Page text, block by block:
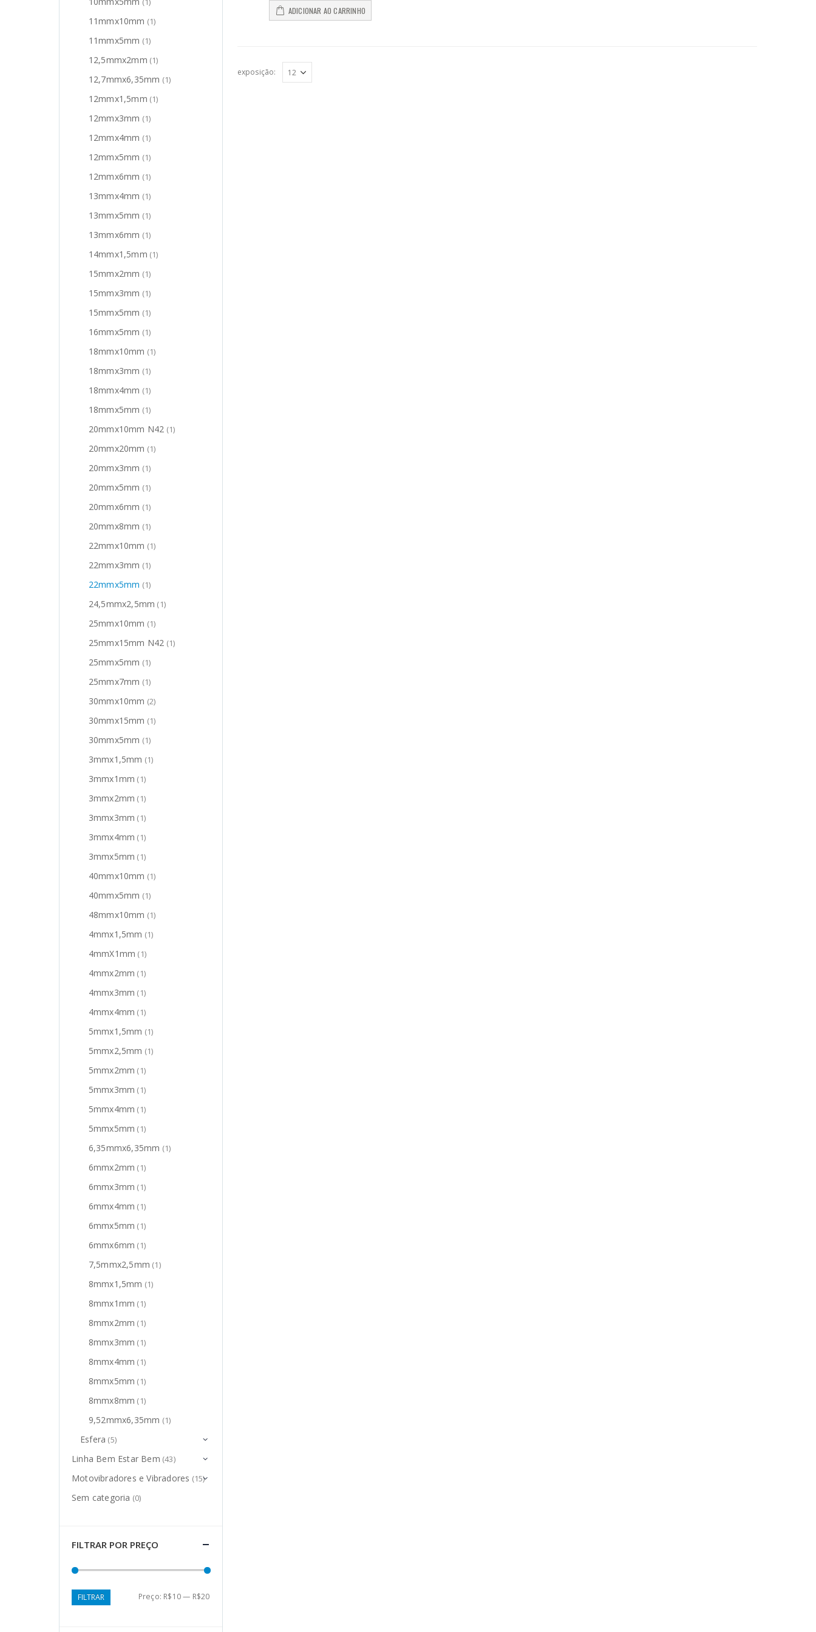
ADICIONAR AO CARRINHO
exposição:
11mmx10mm (1)
11mmx5mm (1)
12,5mmx2mm (1)
12,7mmx6,35mm (1)
12mmx1,5mm (1)
12mmx3mm (1)
12mmx4mm (1)
12mmx5mm (1)
12mmx6mm (1)
13mmx4mm (1)
13mmx5mm (1)
13mmx6mm (1)
14mmx1,5mm (1)
15mmx2mm (1)
15mmx3mm (1)
15mmx5mm (1)
16mmx5mm (1)
18mmx10mm (1)
18mmx3mm (1)
18mmx4mm (1)
18mmx5mm (1)
20mmx10mm N42 (1)
20mmx20mm (1)
20mmx3mm (1)
20mmx5mm (1)
20mmx6mm (1)
20mmx8mm (1)
22mmx10mm (1)
22mmx3mm (1)
22mmx5mm (1)
24,5mmx2,5mm (1)
25mmx10mm (1)
25mmx15mm N42 (1)
25mmx5mm (1)
25mmx7mm (1)
30mmx10mm (2)
30mmx15mm (1)
30mmx5mm (1)
3mmx1,5mm (1)
3mmx1mm (1)
3mmx2mm (1)
3mmx3mm (1)
3mmx4mm (1)
3mmx5mm (1)
40mmx10mm (1)
40mmx5mm (1)
48mmx10mm (1)
4mmx1,5mm (1)
4mmX1mm (1)
4mmx2mm (1)
4mmx3mm (1)
4mmx4mm (1)
5mmx1,5mm (1)
5mmx2,5mm (1)
5mmx2mm (1)
5mmx3mm (1)
5mmx4mm (1)
5mmx5mm (1)
6,35mmx6,35mm (1)
6mmx2mm (1)
6mmx3mm (1)
6mmx4mm (1)
6mmx5mm (1)
6mmx6mm (1)
7,5mmx2,5mm (1)
8mmx1,5mm (1)
8mmx1mm (1)
8mmx2mm (1)
8mmx3mm (1)
8mmx4mm (1)
8mmx5mm (1)
8mmx8mm (1)
9,52mmx6,35mm (1)
Esfera (5)
Linha Bem Estar Bem (43)
Motovibradores e Vibradores (15)
Sem categoria (0)
FILTRAR POR PREÇO
Preço
Preço
FILTRAR Preço: R$10— R$20